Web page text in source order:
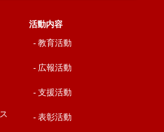
活動内容
教育活動
広報活動
支援活動
表彰活動